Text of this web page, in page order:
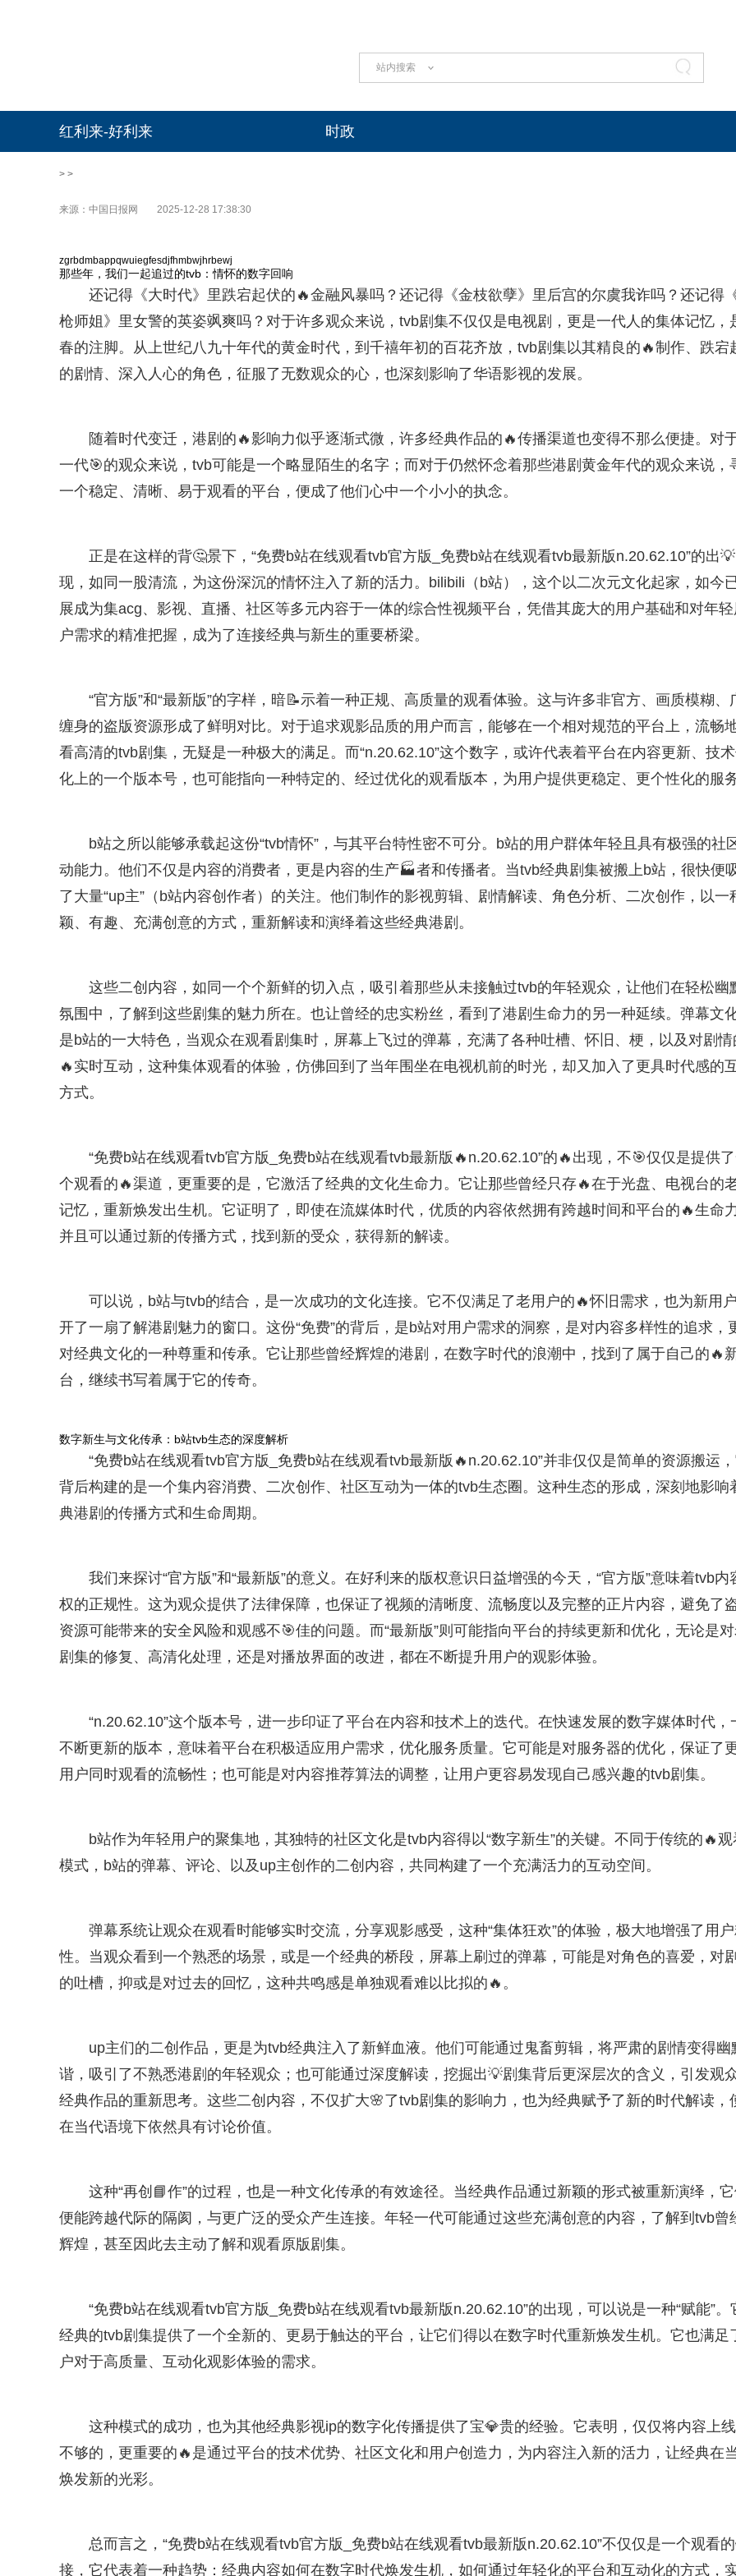
站内搜索
红利来-好利来 时政
> >
来源：中国日报网 2025-12-28 17:38:30
zgrbdmbappqwuiegfesdjfhmbwjhrbewj
那些年，我们一起追过的tvb：情怀的数字回响
还记得《大时代》里跌宕起伏的🔥金融风暴吗？还记得《金枝欲孽》里后宫的尔虞我诈吗？还记得
枪师姐》里女警的英姿飒爽吗？对于许多观众来说，tvb剧集不仅仅是电视剧，更是一代人的集体记忆，
春的注脚。从上世纪八九十年代的黄金时代，到千禧年初的百花齐放，tvb剧集以其精良的🔥制作、跌宕
的剧情、深入人心的角色，征服了无数观众的心，也深刻影响了华语影视的发展。
随着时代变迁，港剧的🔥影响力似乎逐渐式微，许多经典作品的🔥传播渠道也变得不那么便捷。对
一代🎯的观众来说，tvb可能是一个略显陌生的名字；而对于仍然怀念着那些港剧黄金年代的观众来说，
一个稳定、清晰、易于观看的平台，便成了他们心中一个小小的执念。
正是在这样的背🤔景下，“免费b站在线观看tvb官方版_免费b站在线观看tvb最新版n.20.62.10”的出💡
现，如同一股清流，为这份深沉的情怀注入了新的活力。bilibili（b站），这个以二次元文化起家，如今
展成为集acg、影视、直播、社区等多元内容于一体的综合性视频平台，凭借其庞大的用户基础和对年轻
户需求的精准把握，成为了连接经典与新生的重要桥梁。
“官方版”和“最新版”的字样，暗📝示着一种正规、高质量的观看体验。这与许多非官方、画质模糊、
缠身的盗版资源形成了鲜明对比。对于追求观影品质的用户而言，能够在一个相对规范的平台上，流畅
看高清的tvb剧集，无疑是一种极大的满足。而“n.20.62.10”这个数字，或许代表着平台在内容更新、技
化上的一个版本号，也可能指向一种特定的、经过优化的观看版本，为用户提供更稳定、更个性化的服务
b站之所以能够承载起这份“tvb情怀”，与其平台特性密不可分。b站的用户群体年轻且具有极强的社
动能力。他们不仅是内容的消费者，更是内容的生产🏭者和传播者。当tvb经典剧集被搬上b站，很快便吸
了大量“up主”（b站内容创作者）的关注。他们制作的影视剪辑、剧情解读、角色分析、二次创作，以一
颖、有趣、充满创意的方式，重新解读和演绎着这些经典港剧。
这些二创内容，如同一个个新鲜的切入点，吸引着那些从未接触过tvb的年轻观众，让他们在轻松幽
氛围中，了解到这些剧集的魅力所在。也让曾经的忠实粉丝，看到了港剧生命力的另一种延续。弹幕文
是b站的一大特色，当观众在观看剧集时，屏幕上飞过的弹幕，充满了各种吐槽、怀旧、梗，以及对剧情
🔥实时互动，这种集体观看的体验，仿佛回到了当年围坐在电视机前的时光，却又加入了更具时代感的
方式。
“免费b站在线观看tvb官方版_免费b站在线观看tvb最新版🔥n.20.62.10”的🔥出现，不🎯仅仅是提供
个观看的🔥渠道，更重要的是，它激活了经典的文化生命力。它让那些曾经只存🔥在于光盘、电视台的
记忆，重新焕发出生机。它证明了，即使在流媒体时代，优质的内容依然拥有跨越时间和平台的🔥生命力
并且可以通过新的传播方式，找到新的受众，获得新的解读。
可以说，b站与tvb的结合，是一次成功的文化连接。它不仅满足了老用户的🔥怀旧需求，也为新用
开了一扇了解港剧魅力的窗口。这份“免费”的背后，是b站对用户需求的洞察，是对内容多样性的追求，
对经典文化的一种尊重和传承。它让那些曾经辉煌的港剧，在数字时代的浪潮中，找到了属于自己的🔥
台，继续书写着属于它的传奇。
数字新生与文化传承：b站tvb生态的深度解析
“免费b站在线观看tvb官方版_免费b站在线观看tvb最新版🔥n.20.62.10”并非仅仅是简单的资源搬运
背后构建的是一个集内容消费、二次创作、社区互动为一体的tvb生态圈。这种生态的形成，深刻地影响
典港剧的传播方式和生命周期。
我们来探讨“官方版”和“最新版”的意义。在好利来的版权意识日益增强的今天，“官方版”意味着tvb内
权的正规性。这为观众提供了法律保障，也保证了视频的清晰度、流畅度以及完整的正片内容，避免了
资源可能带来的安全风险和观感不🎯佳的问题。而“最新版”则可能指向平台的持续更新和优化，无论是
剧集的修复、高清化处理，还是对播放界面的改进，都在不断提升用户的观影体验。
“n.20.62.10”这个版本号，进一步印证了平台在内容和技术上的迭代。在快速发展的数字媒体时代，
不断更新的版本，意味着平台在积极适应用户需求，优化服务质量。它可能是对服务器的优化，保证了
用户同时观看的流畅性；也可能是对内容推荐算法的调整，让用户更容易发现自己感兴趣的tvb剧集。
b站作为年轻用户的聚集地，其独特的社区文化是tvb内容得以“数字新生”的关键。不同于传统的🔥观
模式，b站的弹幕、评论、以及up主创作的二创内容，共同构建了一个充满活力的互动空间。
弹幕系统让观众在观看时能够实时交流，分享观影感受，这种“集体狂欢”的体验，极大地增强了用
性。当观众看到一个熟悉的场景，或是一个经典的桥段，屏幕上刷过的弹幕，可能是对角色的喜爱，对
的吐槽，抑或是对过去的回忆，这种共鸣感是单独观看难以比拟的🔥。
up主们的二创作品，更是为tvb经典注入了新鲜血液。他们可能通过鬼畜剪辑，将严肃的剧情变得幽
谐，吸引了不熟悉港剧的年轻观众；也可能通过深度解读，挖掘出💡剧集背后更深层次的含义，引发观
经典作品的重新思考。这些二创内容，不仅扩大🌸了tvb剧集的影响力，也为经典赋予了新的时代解读，
在当代语境下依然具有讨论价值。
这种“再创📘作”的过程，也是一种文化传承的有效途径。当经典作品通过新颖的形式被重新演绎，它
便能跨越代际的隔阂，与更广泛的受众产生连接。年轻一代可能通过这些充满创意的内容，了解到tvb曾
辉煌，甚至因此去主动了解和观看原版剧集。
“免费b站在线观看tvb官方版_免费b站在线观看tvb最新版n.20.62.10”的出现，可以说是一种“赋能”。
经典的tvb剧集提供了一个全新的、更易于触达的平台，让它们得以在数字时代重新焕发生机。它也满足
户对于高质量、互动化观影体验的需求。
这种模式的成功，也为其他经典影视ip的数字化传播提供了宝💎贵的经验。它表明，仅仅将内容上
不够的，更重要的🔥是通过平台的技术优势、社区文化和用户创造力，为内容注入新的活力，让经典在
焕发新的光彩。
总而言之，“免费b站在线观看tvb官方版_免费b站在线观看tvb最新版n.20.62.10”不仅仅是一个观看
接，它代表着一种趋势：经典内容如何在数字时代焕发生机，如何通过年轻化的平台和互动化的方式，